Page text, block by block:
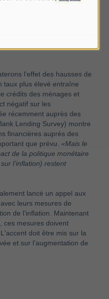
feront encore grimper les
le secteur des services
à l'industrie faible, où
Le secteur des
ajoutée dans la zone
l’effet des hausses de
taux plus élevé entraîne
crédits des ménages et
négatif sur les
récemment auprès des
Lending Survey) montre
financières auprès des
que prévu. «Mais le
de la politique monétaire
l’inflation) restent
lancé un appel aux
leurs mesures de
de l’inflation. Maintenant
ces mesures doivent
doit être mis sur la
et sur l’augmentation de